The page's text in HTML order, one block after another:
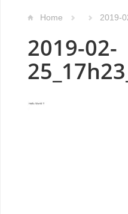
Home 2019-
2019-02-